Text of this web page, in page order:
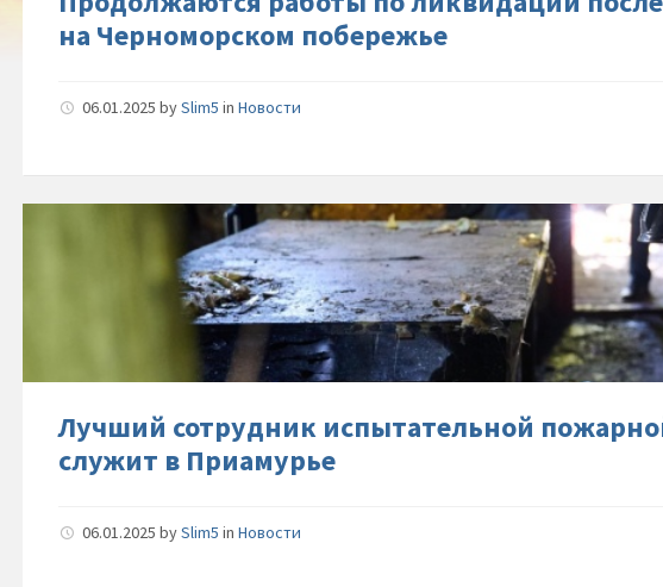
на Черноморском побережье
06.01.2025bySlim5 inНовости
Лучший-
МЧС-
России-
служит-
Лучший сотрудник испытательной
служит в Приамурье
06.01.2025bySlim5 inНовости